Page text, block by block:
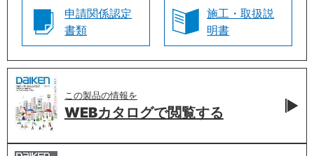
申請関係認定
書類
施工・取扱説
明書
この製品の情報を
WEBカタログで閲覧する